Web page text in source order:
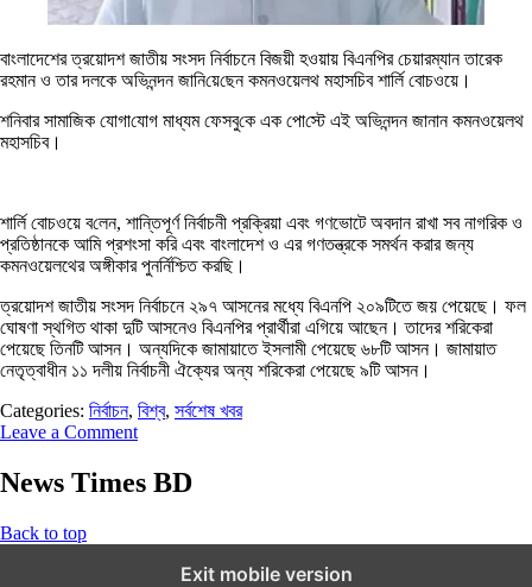
বাংলাদেশের ত্রয়োদশ জাতীয় সংসদ নির্বাচনে বিজয়ী হওয়ায় বিএনপির চেয়ারম্যান তারেক
রহমান ও তার দলকে অভিনন্দন জানি‌য়ে‌ছেন কমনওয়েলথ মহাসচিব শার্লি বোচওয়ে।
শ‌নিবার সামা‌জিক যোগা‌যোগ মাধ্যম ফেসবু‌কে এক পো‌স্টে এই অ‌ভিনন্দন জানান কমনওয়েলথ
মহাসচিব।
শার্লি বোচওয়ে ব‌লেন, শান্তিপূর্ণ নির্বাচনী প্রক্রিয়া এবং গণভোটে অবদান রাখা সব নাগরিক ও
প্রতিষ্ঠানকে আমি প্রশংসা করি এবং বাংলাদেশ ও এর গণতন্ত্রকে সমর্থন করার জন্য
কমনওয়েলথের অঙ্গীকার পুনর্নিশ্চিত করছি।
ত্রয়োদশ জাতীয় সংসদ নির্বাচনে ২৯৭ আসনের মধ্যে বিএনপি ২০৯টিতে জয় পেয়েছে। ফল
ঘোষণা স্থগিত থাকা দুটি আসনেও বিএনপির প্রার্থীরা এগিয়ে আছেন। তাদের শরিকেরা
পেয়েছে তিনটি আসন। অন্যদিকে জামায়াতে ইসলামী পেয়েছে ৬৮টি আসন। জামায়াত
নেতৃত্বাধীন ১১ দলীয় নির্বাচনী ঐক্যের অন্য শরিকেরা পেয়েছে ৯টি আসন।
Categories: নির্বাচন, বিশ্ব, সর্বশেষ খবর
Leave a Comment
News Times BD
Back to top
Exit mobile version